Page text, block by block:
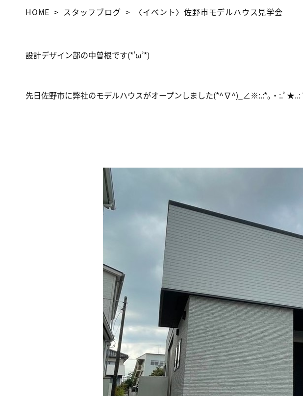
HOME スタッフブログ 〈イベント〉佐野市モデルハウス見学会
設計デザイン部の中曽根です(*’ω’*)
先日佐野市に弊社のモデルハウスがオープンしました(*^∇^)_∠※:.:*｡・:.ﾟ